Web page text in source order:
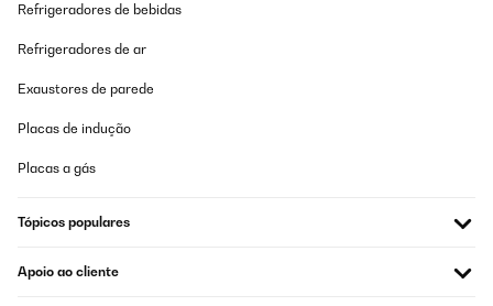
Refrigeradores de bebidas
Refrigeradores de ar
Exaustores de parede
Placas de indução
Placas a gás
Tópicos populares
Apoio ao cliente